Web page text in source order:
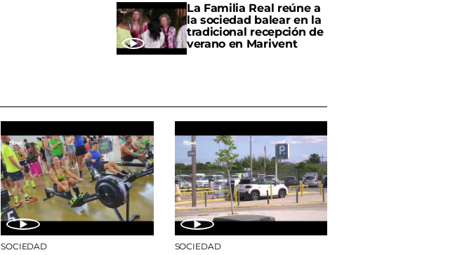
La Familia Real reúne a
la sociedad balear en la
tradicional recepción de
verano en Marivent
SOCIEDAD SOCIEDAD